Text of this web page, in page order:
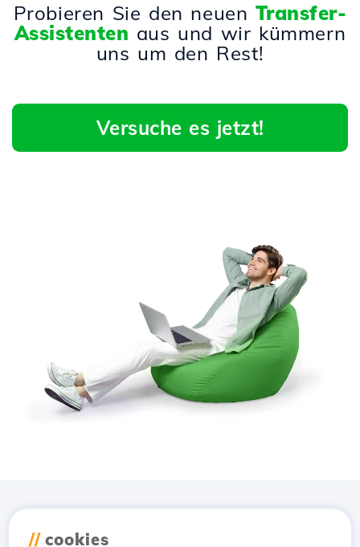
Probieren Sie den neuen Transfer-
Assistenten aus und wir kümmern
uns um den Rest!
Versuche es jetzt!
// cookies